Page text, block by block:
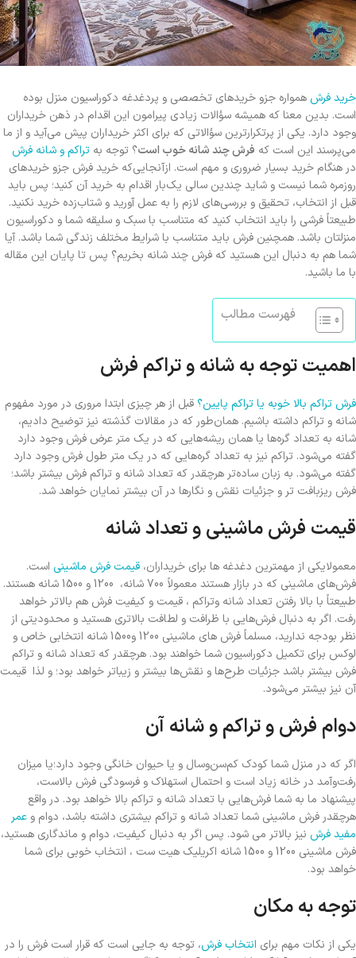
خرید فرش همواره جزو خریدهای تخصصی و پردغدغه دکوراسیون منزل بوده
است. بدین معنا که همیشه سؤالات زیادی پیرامون این اقدام در ذهن خریداران
وجود دارد. یکی از پرتکرارترین سؤالاتی که برای اکثر خریداران پیش می‌آید و از ما
می‌پرسند این است که فرش چند شانه خوب است؟ توجه به تراکم و شانه فرش
در هنگام خرید بسیار ضروری و مهم است. ازآنجایی‌که خرید فرش جزو خریدهای
روزمره شما نیست و شاید چندین سالی یک‌بار اقدام به خرید آن کنید؛ پس باید
قبل از انتخاب، تحقیق و بررسی‌های لازم را به عمل آورید و شتاب‌زده خرید نکنید.
طبیعتاً فرشی را باید انتخاب کنید که متناسب با سبک و سلیقه شما و دکوراسیون
منزلتان باشد. همچنین فرش باید متناسب با شرایط مختلف زندگی شما باشد. آیا
شما هم به دنبال این هستید که فرش چند شانه بخریم؟ پس تا پایان این مقاله
با ما باشید.
فهرست مطالب
اهمیت توجه به شانه و تراکم فرش
فرش تراکم بالا خوبه یا تراکم پایین؟ قبل از هر چیزی ابتدا مروری در مورد مفهوم
شانه و تراکم داشته باشیم. همان‌طور که در مقالات گذشته نیز توضیح دادیم،
شانه به تعداد گره‌ها یا همان ریشه‌هایی که در یک متر عرض فرش وجود دارد
گفته می‌شود. تراکم نیز به تعداد گره‌هایی که در یک متر طول فرش وجود دارد
گفته می‌شود. به زبان ساده‌تر هرچقدر که تعداد شانه و تراکم فرش بیشتر باشد؛
فرش ریزبافت تر و جزئیات نقش و نگارها در آن بیشتر نمایان خواهد شد.
قیمت فرش ماشینی و تعداد شانه
معمولایکی از مهمترین دغدغه ها برای خریداران، قیمت فرش ماشینی است.
فرش‌های ماشینی که در بازار هستند معمولاً 700 شانه، 1200 و 1500 شانه هستند.
طبیعتاً با بالا رفتن تعداد شانه وتراکم ، قیمت و کیفیت فرش هم بالاتر خواهد
رفت. اگر به دنبال فرش‌هایی با ظرافت و لطافت بالاتری هستید و محدودیتی از
نظر بودجه ندارید، مسلماً فرش‌‌ های ماشینی 1200 و1500 شانه انتخابی خاص و
لوکس برای تکمیل دکوراسیون شما خواهند بود. هرچقدر که تعداد شانه و تراکم
فرش بیشتر باشد جزئیات طرح‌ها و نقش‌ها بیشتر و زیباتر خواهد بود؛ و لذا قیمت
آن نیز بیشتر می‌شود.
دوام فرش‌ و تراکم و شانه آن
اگر که در منزل شما کودک کم‌سن‌وسال و یا حیوان خانگی وجود دارد؛یا میزان
رفت‌وآمد در خانه زیاد است و احتمال استهلاک و فرسودگی فرش بالاست،
پیشنهاد ما به شما فرش‌هایی با تعداد شانه و تراکم بالا خواهد بود. در واقع
هرچقدر فرش ماشینی شما تعداد شانه و تراکم بیشتری داشته باشد، دوام و عمر
مفید فرش نیز بالاتر می شود. پس اگر به دنبال کیفیت، دوام و ماندگاری هستید،
فرش ماشینی 1200 و 1500 شانه اکریلیک هیت ست ، انتخاب خوبی برای شما
خواهد بود.
توجه به مکان
یکی از نکات مهم برای انتخاب فرش، توجه به جایی است که قرار است فرش را در